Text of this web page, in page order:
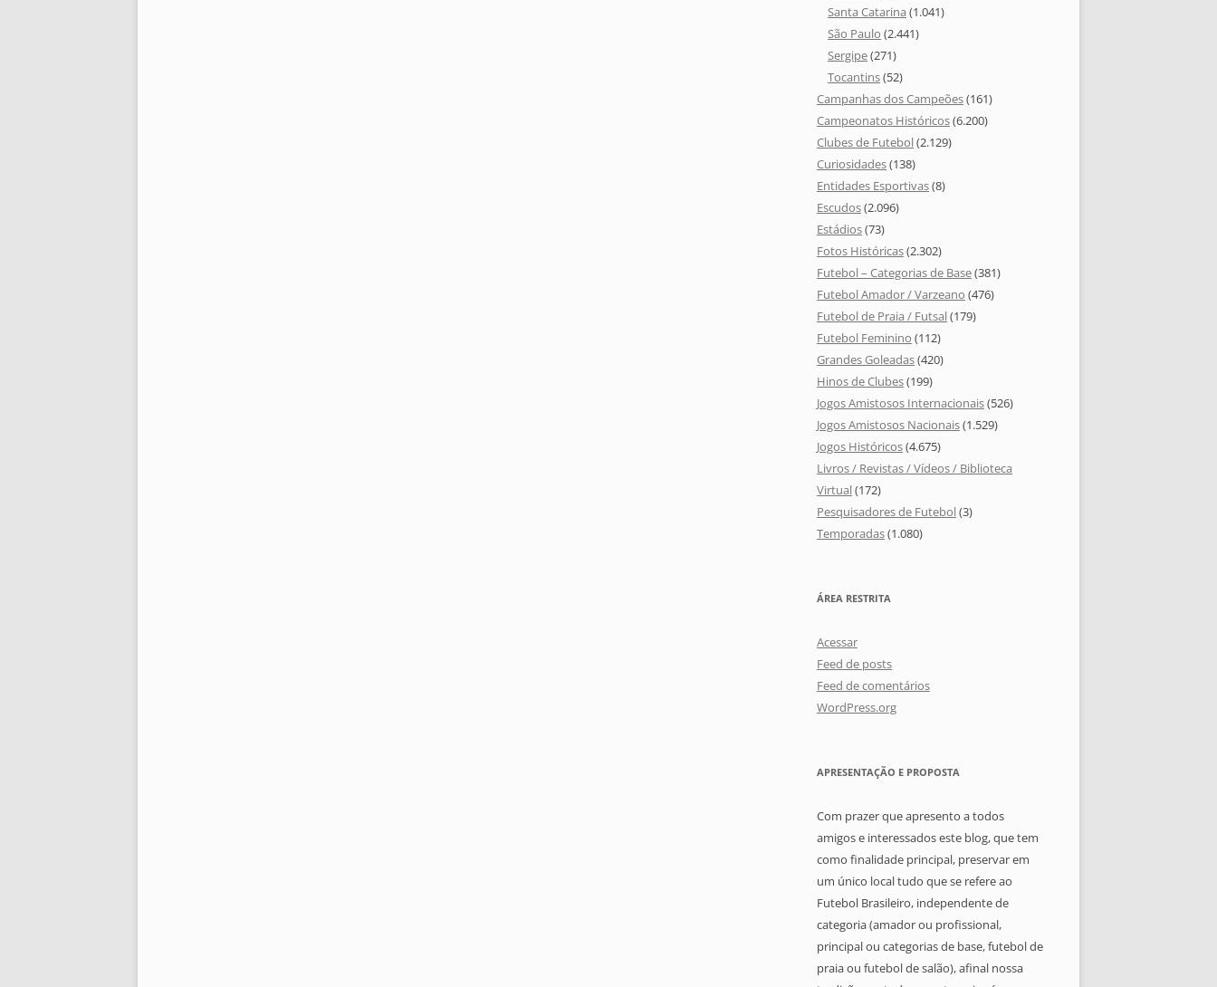
Santa Catarina (1.041)
São Paulo (2.441)
Sergipe(271)
Tocantins(52)
Campanhas dos Campeões(161)
Campeonatos Históricos(6.200)
Clubes de Futebol(2.129)
Curiosidades(138)
Entidades Esportivas(8)
Escudos(2.096)
Estádios(73)
Fotos Históricas(2.302)
Futebol – Categorias de Base(381)
Futebol Amador / Varzeano (476)
Futebol de Praia / Futsal(179)
Futebol Feminino (112)
Grandes Goleadas(420)
Hinos de Clubes(199)
Jogos Amistosos Internacionais(526)
Jogos Amistosos Nacionais(1.529)
Jogos Históricos(4.675)
Livros / Revistas / Vídeos / Biblioteca
Virtual(172)
Pesquisadores de Futebol(3)
Temporadas(1.080)
ÁREA RESTRITA
Acessar
Feed de posts
Feed de comentários
WordPress.org
APRESENTAÇÃO E PROPOSTA
Com prazer que apresento a todos
amigos e interessados este blog, que tem
como finalidade principal, preservar em
um único local tudo que se refere ao
Futebol Brasileiro, independente de
categoria (amador ou profissional,
principal ou categorias de base, futebol de
praia ou futebol de salão), afinal nossa